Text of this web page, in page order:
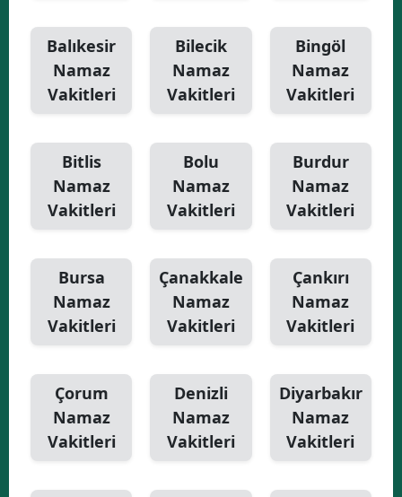
Balıkesir
Namaz
Vakitleri
Bilecik
Namaz
Vakitleri
Bingöl
Namaz
Vakitleri
Bitlis
Namaz
Vakitleri
Bolu
Namaz
Vakitleri
Burdur
Namaz
Vakitleri
Bursa
Namaz
Vakitleri
Çanakkale
Namaz
Vakitleri
Çankırı
Namaz
Vakitleri
Çorum
Namaz
Vakitleri
Denizli
Namaz
Vakitleri
Diyarbakır
Namaz
Vakitleri